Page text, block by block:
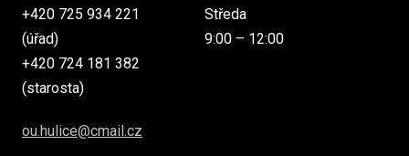
+420 725 934 221
(úřad)
+420 724 181 382
(starosta)
ou.hulice@cmail.cz
Středa
9:00 – 12:00